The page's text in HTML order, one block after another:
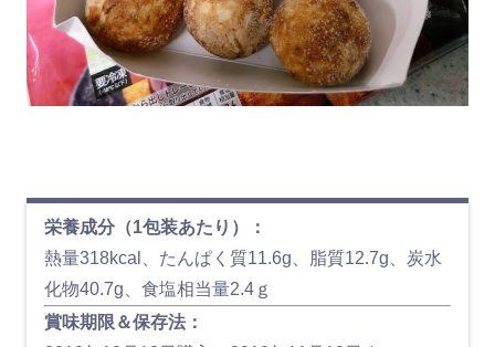
栄養成分（1包装あたり）：
熱量318kcal、たんぱく質11.6g、脂質12.7g、炭水
化物40.7g、食塩相当量2.4ｇ
賞味期限＆保存法：